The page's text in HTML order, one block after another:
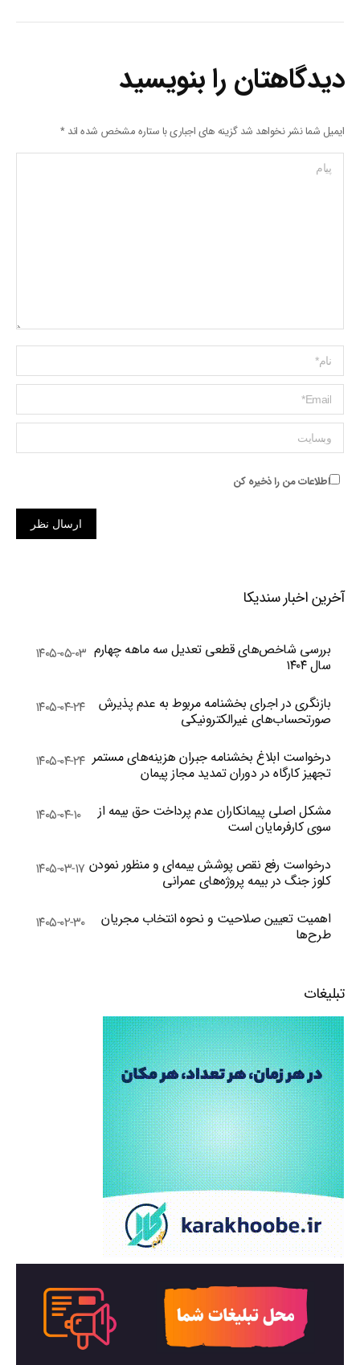
دیدگاهتان را بنویسید
ایمیل شما نشر نخواهد شد گزینه های اجباری با ستاره مشخص شده اند*
پیام
Name *
ایمیل *
وبسایت
اطلاعات من را ذخیره کن
ارسال نظر
آخرین اخبار سندیکا
بررسی شاخص‌های قطعی تعدیل سه ماهه چهارم
سال ۱۴۰۴
۱۴۰۵-۰۵-۰۳
بازنگری در اجرای بخشنامه مربوط به عدم پذیرش
صورتحساب‌های غیرالکترونیکی
۱۴۰۵-۰۴-۲۴
درخواست ابلاغ بخشنامه جبران هزینه‌های مستمر
تجهیز کارگاه در دوران تمدید مجاز پیمان
۱۴۰۵-۰۴-۲۴
مشکل اصلی پیمانکاران عدم پرداخت حق بیمه از
سوی کارفرمایان است
۱۴۰۵-۰۴-۱۰
درخواست رفع نقص پوشش بیمه‌ای و منظور نمودن
کلوز جنگ در بیمه پروژه‌های عمرانی
۱۴۰۵-۰۳-۱۷
اهمیت تعیین صلاحیت و نحوه انتخاب مجریان
طرح‌ها
۱۴۰۵-۰۲-۳۰
تبلیغات